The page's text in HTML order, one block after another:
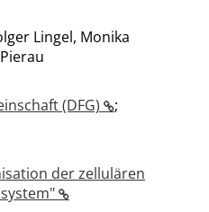
Lingel, Monika
(DFG)
;
der zellulären